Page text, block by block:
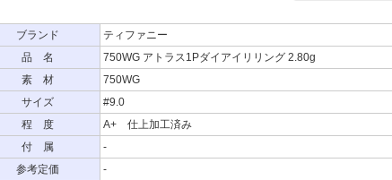
ブランド
ティファニー
品 名
750WG アトラス1Pダイアイリリング 2.80g
素 材
750WG
サイズ
#9.0
程 度
A+ 仕上加工済み
付 属
-
参考定価
-